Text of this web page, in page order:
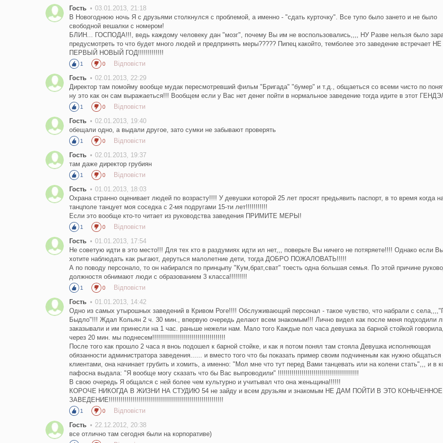
Гость
03.01.2013, 21:18
В Новогоднюю ночь Я с друзьями столкнулся с проблемой, а именно - "сдать курточку". Все тупо было зането и не было
свободной вешалки с номером!
БЛИН... ГОСПОДА!!!, ведь каждому человеку дан "мозг", почему Вы им не воспользовались,,,, НУ Разве нельзя было
предусмотреть то что будет много людей и предпринять меры????? Пипец какойто, темболее это заведение встречает НЕ
ПЕРВЫЙ НОВЫЙ ГОД!!!!!!!!!!!!!
1 0
Відповісти
Гость
02.01.2013, 22:29
Директор там помойму вообще мудак пересмотревший фильм "Бригада" "бумер" и т.д., общаеться со всеми чисто по
ну это как он сам выражаеться!!! Вообщем если у Вас нет денег пойти в нормальное заведение тогда идите в этот
1 0
Відповісти
Гость
02.01.2013, 19:40
обещали одно, а выдали другое, зато сумки не забывают проверять
1 0
Відповісти
Гость
02.01.2013, 19:37
там даже директор грубиян
1 0
Відповісти
Гость
01.01.2013, 18:03
Охрана странно оценивает людей по возрасту!!!! У девушки которой 25 лет просят предьявить паспорт, в то время когда
танцполе танцует моя соседка с 2-мя подругами 15-ти лет!!!!!!!!!!!
Если это вообще кто-то читает из руководства заведения ПРИМИТЕ МЕРЫ!
1 0
Відповісти
Гость
01.01.2013, 17:54
Не советую идти в это место!!! Для тех кто в раздумиях идти ил нет,,, поверьте Вы ничего не потяряете!!!! Однако если
хотите наблюдать как рыгают, деруться малолетние дети, тогда ДОБРО ПОЖАЛОВАТЬ!!!!!
А по поводу персонало, то он набирался по принцыпу "Кум,брат,сват" тоесть одна большая семья. По этой причине
должностя обнимают люди с образованием 3 класса!!!!!!!!!
1 0
Відповісти
Гость
01.01.2013, 14:42
Одно из самых утырошных заведений в Кривом Роге!!!! Обслуживающий персонал - такое чувство, что набрали с
Быдло"!!! Ждал Кольян 2 ч. 30 мин., впервую очередь делают всем знакомым!!! Лично видел как после меня подходили
заказывали и им принесли на 1 час. раньше нежели нам. Мало того Каждые пол часа девушка за барной стойкой
через 20 мин. мы поднесем!!!!!!!!!!!!!!!!!!!!!!!!!!!!!!!!!!!!!
После того как прошло 2 часа я вноь подошел к барной стойке, и как я потом понял там стояла Девушка исполняющая
обязанности администратора заведения...... и вместо того что бы показать пример своим подчиненым как нужно общаться
клиентами, она начинает грубить и хомить, а именно: "Мол мне что тут перед Вами танцевать или на колени стать",,, и в
пафосна выдала: "Я вообще могу сказать что бы Вас выпроводили" !!!!!!!!!!!!!!!!!!!!!!!!!!!!!!!!!!!!!!!!!
В свою очередь Я общался с ней более чем культурно и учитывал что она женьщина!!!!!!
КОРОЧЕ НИКОГДА В ЖИЗНИ НА СТУДИЮ 54 не зайду и всем друзьям и знакомым НЕ ДАМ ПОЙТИ В ЭТО КОНЬЧЕННОЕ
ЗАВЕДЕНИЕ!!!!!!!!!!!!!!!!!!!!!!!!!!!!!!!!!!!!!!!!!!!!!!!!!!!!!!!!!!
1 0
Відповісти
Гость
22.12.2012, 20:38
все отлично там сегодня были на корпоративе)